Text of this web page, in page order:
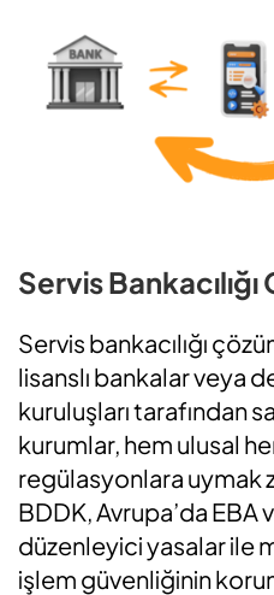
Servis
Servis bankacılığı
lisanslı bankalar veya
kuruluşları tarafından
kurumlar, hem ulusal
regülasyonlara uymak
BDDK, Avrupa’da EBA
düzenleyici yasalar ile
işlem güvenliğinin